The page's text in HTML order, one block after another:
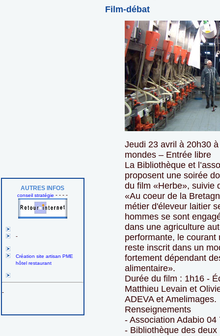
AUTRES INFOS
conseil stratégie - - - -
-
Création site artisan PME
hôtel restaurant
-
Film-débat
Jeudi 23 avril à 20h30
mondes – Entrée libre
La Bibliothèque et
proposent une soirée
du film «Herbe», suivie
«Au coeur de la
métier d'éleveur laitier
hommes se sont
dans une agriculture
performante, le
reste inscrit dans un
fortement dépendant
alimentaire».
Durée du film : 1h16 -
Matthieu Levain et
ADEVA et Amelimages.
Renseignements
- Association Adabio 04
- Bibliothèque des